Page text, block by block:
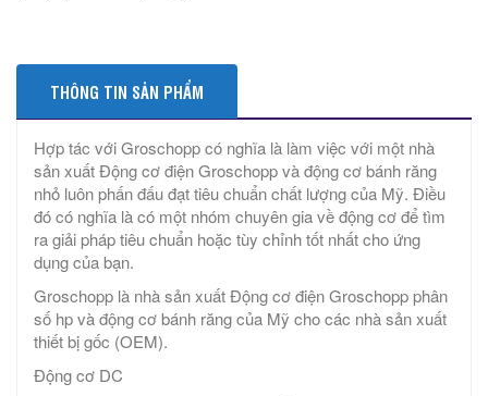
THÔNG TIN SẢN PHẨM
Hợp tác với Groschopp có nghĩa là làm việc với một nhà
sản xuất Động cơ điện Groschopp và động cơ bánh răng
nhỏ luôn phấn đấu đạt tiêu chuẩn chất lượng của Mỹ. Điều
đó có nghĩa là có một nhóm chuyên gia về động cơ để tìm
ra giải pháp tiêu chuẩn hoặc tùy chỉnh tốt nhất cho ứng
dụng của bạn.
Groschopp là nhà sản xuất Động cơ điện Groschopp phân
số hp và động cơ bánh răng của Mỹ cho các nhà sản xuất
thiết bị gốc (OEM).
Động cơ DC